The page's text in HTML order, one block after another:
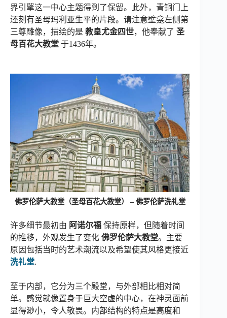
界引擎这一中心主题得到了保留。此外，青铜门上
还刻有圣母玛利亚生平的片段。请注意壁龛左侧第
三尊雕像，描绘的是 教皇尤金四世，他奉献了 圣
母百花大教堂 于1436年。
佛罗伦萨大教堂（圣母百花大教堂） – 佛罗伦萨洗礼堂
许多细节最初由 阿诺尔福 保持原样，但随着时间
的推移，外观发生了变化 佛罗伦萨大教堂。主要
原因包括当时的艺术潮流以及希望使其风格更接近
洗礼堂.
至于内部，它分为三个殿堂，与外部相比相对简
单。感觉就像置身于巨大空虚的中心，在神灵面前
显得渺小，令人敬畏。内部结构的特点是高度和